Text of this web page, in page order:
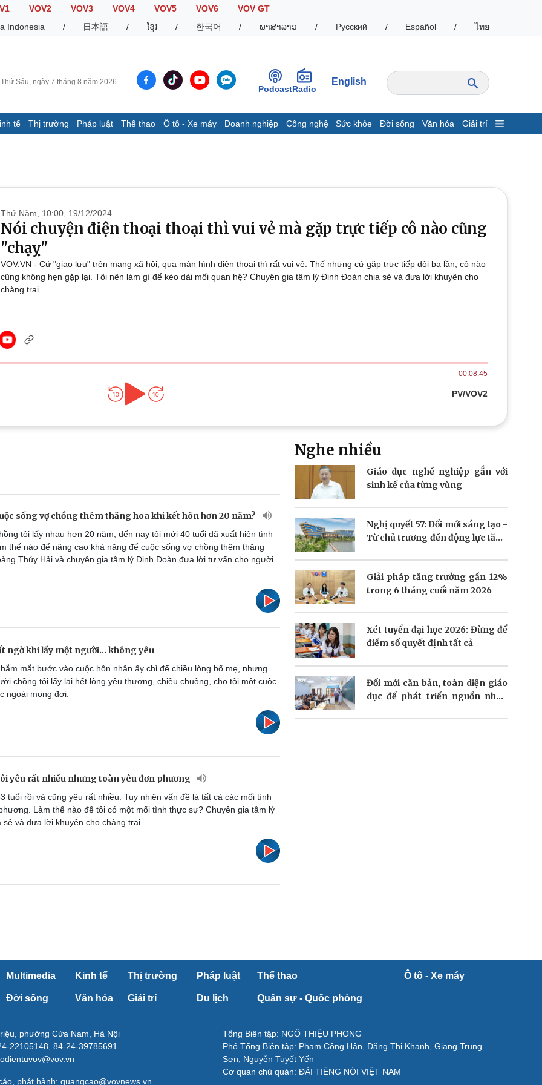
VOV2 VOV3 VOV4 VOV5 VOV6
VOV GT
Indonesia / 日本語 / ខ្មែរ / 한국어 / ພາສາລາວ / Русский / Español / ไทย
Thứ Sáu, ngày 7 tháng 8 năm 2026
PodcastRadio
English
tế Thị trường Pháp luật Thể thao Ô tô - Xe máy Doanh nghiệp Công nghệ Sức khỏe Đời sống Văn hóa Giải trí
Hồ sơ
E-Magazine
Tỷ giá
Thể thao
Bóng đá
Lịch thi đấu bóng đá
Thế giới thể thao
Ô tô
Xe máy
Thông tin doanh nghiệp
Doanh nghiệp 24h
Sành điệu
Tin Công nghệ
Văn hóa
Văn học
Thời trang
Săn Tour
Đọc truyện đêm khuya
Kể chuyện cho bé
Thứ Năm, 10:00, 19/12/2024
Nói chuyện điện thoại thoại thì vui vẻ mà gặp trực tiếp cô nào cũng
"chạỵ"
VOV.VN - Cứ "giao lưu" trên mạng xã hội, qua màn hình điện thoại thì rất vui vẻ. Thế nhưng cứ gặp trực tiếp đôi ba lần, cô nào
cũng không hẹn gặp lại. Tôi nên làm gì để kéo dài mối quan hệ? Chuyên gia tâm lý Đinh Đoàn chia sẻ và đưa lời khuyên cho
chàng trai.
00:08:45
PV/VOV2
sống vợ chồng thêm thăng hoa khi kết hôn hơn 20 năm?
tôi lấy nhau hơn 20 năm, đến nay tôi mới 40 tuổi đã xuất hiện tình
thế nào để nâng cao khả năng để cuộc sống vợ chồng thêm thăng
Thúy Hải và chuyên gia tâm lý Đinh Đoàn đưa lời tư vấn cho người
ngờ khi lấy một người... không yêu
mắt bước vào cuộc hôn nhân ấy chỉ để chiều lòng bố mẹ, nhưng
chồng tôi lấy lại hết lòng yêu thương, chiều chuộng, cho tôi một cuộc
ngoài mong đợi.
yêu rất nhiều nhưng toàn yêu đơn phương
tuổi rồi và cũng yêu rất nhiều. Tuy nhiên vấn đề là tất cả các mối tình
Làm thế nào để tôi có một mối tình thực sự? Chuyên gia tâm lý
và đưa lời khuyên cho chàng trai.
Nghe nhiều
Giáo dục nghề nghiệp gắn với
sinh kế của từng vùng
Nghị quyết 57: Đổi mới sáng tạo -
Từ chủ trương đến động lực tăng
Giải pháp tăng trưởng gần 12%
trong 6 tháng cuối năm 2026
Xét tuyển đại học 2026: Đừng để
điểm số quyết định tất cả
Đổi mới căn bản, toàn diện giáo
dục để phát triển nguồn nhân
Multimedia Kinh tế Thị trường Pháp luật Thể thao Ô tô - Xe máy
Đời sống Văn hóa Giải trí Du lịch Quân sự - Quốc phòng
phường Cửa Nam, Hà Nội
22105148, 84-24-39785691
phát hành: quangcao@vovnews.vn
Tổng Biên tập: NGÔ THIỆU PHONG
Phó Tổng Biên tập: Phạm Công Hân, Đặng Thị Khanh, Giang Trung
Sơn, Nguyễn Tuyết Yến
Cơ quan chủ quản: ĐÀI TIẾNG NÓI VIỆT NAM